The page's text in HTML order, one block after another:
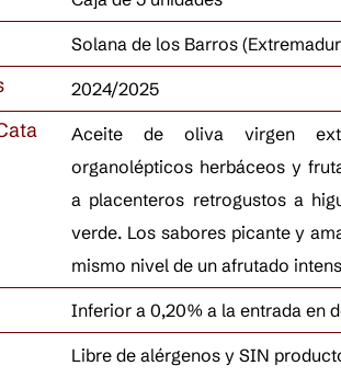
Solana de los Barros
2024/2025
Aceite de oliva virgen
organolépticos herbáceos y
a placenteros retrogustos a
verde. Los sabores picante y
mismo nivel de un afrutado
Inferior a 0,20% a la entrada en
Libre de alérgenos y SIN